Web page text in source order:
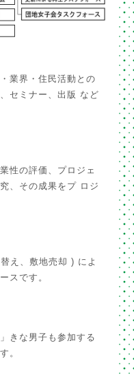
業界・住民活動との
セミナー、出版 など
性の評価、プロジェ
、その成果をプ ロジ
え、敷地売却 ) によ
スです。
きな男子も参加する
。